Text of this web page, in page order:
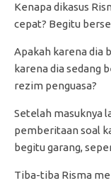
Kenapa dikasus
cepat? Begitu
Apakah karena dia
karena dia sedang
rezim penguasa?
Setelah masuknya
pemberitaan soal
begitu garang,
Tiba-tiba Risma